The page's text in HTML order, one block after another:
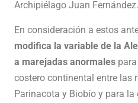
Archipiélago Juan Fernández.
En consideración a estos
modifica la variable de la
a marejadas anormales
costero continental entre las
Parinacota y Biobío y para